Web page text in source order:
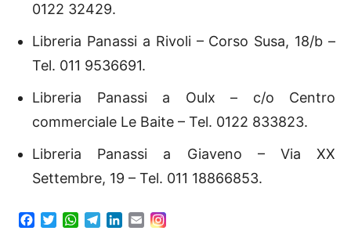
0122 32429.
Libreria Panassi a Rivoli – Corso Susa, 18/b –
Tel. 011 9536691.
Libreria Panassi a Oulx – c/o Centro
commerciale Le Baite – Tel. 0122 833823.
Libreria Panassi a Giaveno – Via XX
Settembre, 19 – Tel. 011 18866853.
W
E